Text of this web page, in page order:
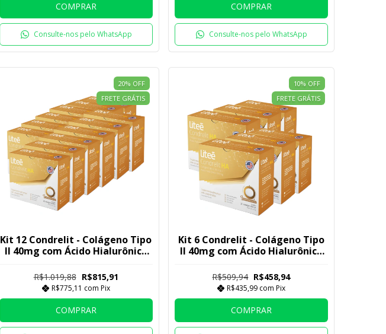
COMPRAR
Consulte-nos pelo WhatsApp
COMPRAR
Consulte-nos pelo WhatsApp
20% OFF
FRETE GRÁTIS
Kit 12 Condrelit - Colágeno Tipo
II 40mg com Ácido Hialurônico
R$1.019,88 R$815,91
R$775,11 com Pix
COMPRAR
10% OFF
FRETE GRÁTIS
Kit 6 Condrelit - Colágeno Tipo
II 40mg com Ácido Hialurônico
R$509,94 R$458,94
R$435,99 com Pix
COMPRAR